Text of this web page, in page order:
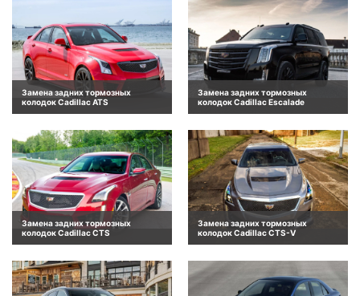
Замена задних тормозных
колодок Cadillac ATS
Замена задних тормозных
колодок Cadillac Escalade
Замена задних тормозных
колодок Cadillac CTS
Замена задних тормозных
колодок Cadillac CTS-V